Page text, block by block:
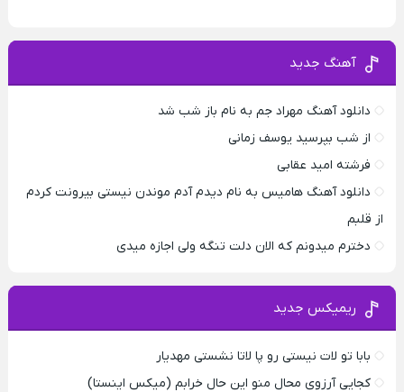
آهنگ جدید
دانلود آهنگ مهراد جم به نام باز شب شد
از شب بپرسید یوسف زمانی
فرشته امید عقابی
دانلود آهنگ هامیس به نام دیدم آدم موندن نیستی بیرونت کردم
از قلبم
دخترم میدونم که الان دلت تنگه ولی اجازه میدی
ریمیکس جدید
بابا تو لات نیستی رو پا لاتا نشستی مهدیار
کجایی آرزوی محال منو این حال خرابم (میکس اینستا)